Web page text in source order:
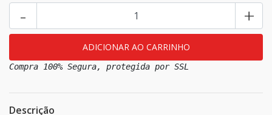
+
-
Compra 100% Segura, protegida por SSL
Descrição